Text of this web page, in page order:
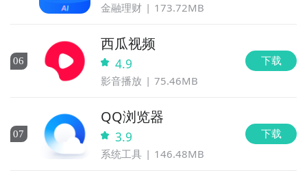
金融理财 173.72MB
06
西瓜视频
4.9
影音播放 75.46MB
下载
07
QQ浏览器
3.9
系统工具 146.48MB
下载